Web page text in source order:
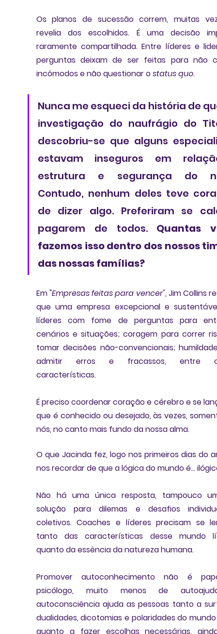
Os planos de sucessão correm, muitas
revelia dos escolhidos. É uma decisão
perguntas deixam de ser feitas para não
incômodos e não questionar o status quo.
Nunca me esqueci da história de
investigação do naufrágio do
descobriu-se que alguns
estavam inseguros em
estrutura e segurança do
Contudo, nenhum deles teve
de dizer algo. Preferiram se
pagarem de todos. Quantas
fazemos isso dentro dos nossos
das nossas famílias?
Em "Empresas feitas para vencer", Jim Collins
que uma empresa excepcional e
líderes com fome de perguntas para
cenários e situações; coragem para correr
tomar decisões não-convencionais;
admitir erros e fracassos, entre
características.
É preciso coordenar coração e cérebro e se
que é conhecido ou desejado, às vezes,
nós, no canto mais fundo da nossa alma.
O que Jacinda fez, logo nos primeiros dias do
nos recordar de que a lógica do mundo é...
Não há uma única resposta, tampouco
solução para dilemas e desafios
coletivos. Coaches e líderes precisam se
tanto das características desse mundo
quanto da essência da natureza humana.
Promover autoconhecimento não é
psicólogo, muito menos de
autoconsciência ajuda as pessoas tanto a
dualidades, dicotomias e polaridades do
quanto a fazer escolhas necessárias,